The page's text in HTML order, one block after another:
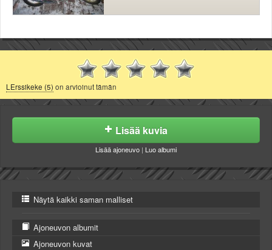
LErssikeke (5) on arvioinut tämän
Lisää kuvia
Lisää ajoneuvo | Luo albumi
Näytä kaikki saman malliset
Ajoneuvon albumit
Ajoneuvon kuvat